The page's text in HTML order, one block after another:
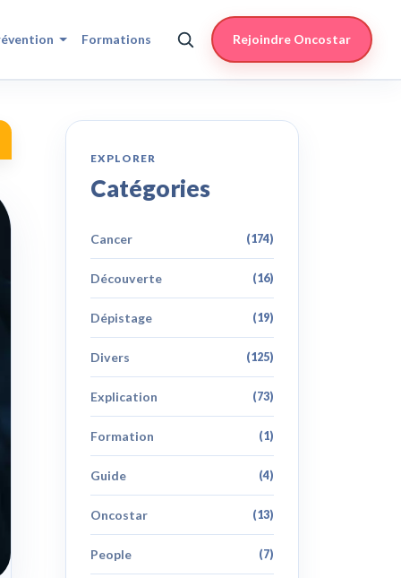
Formations Rejoindre Oncostar
EXPLORER
Catégories
Cancer (174)
Découverte (16)
Dépistage (19)
Divers (125)
Explication (73)
Formation (1)
Guide (4)
Oncostar (13)
People (7)